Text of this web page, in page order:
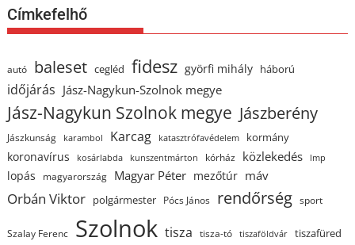
Címkefelhő
autó baleset cegléd fidesz györfi mihály háború
időjárás Jász-Nagykun-Szolnok megye
Jász-Nagykun Szolnok megye Jászberény
Jászkunság karambol Karcag katasztrófavédelem kormány
koronavírus kosárlabda kunszentmárton kórház közlekedés lmp
lopás magyarország Magyar Péter mezőtúr máv
Orbán Viktor polgármester Pócs János rendőrség sport
Szalay Ferenc Szolnok tisza tisza-tó tiszaföldvár tiszafüred